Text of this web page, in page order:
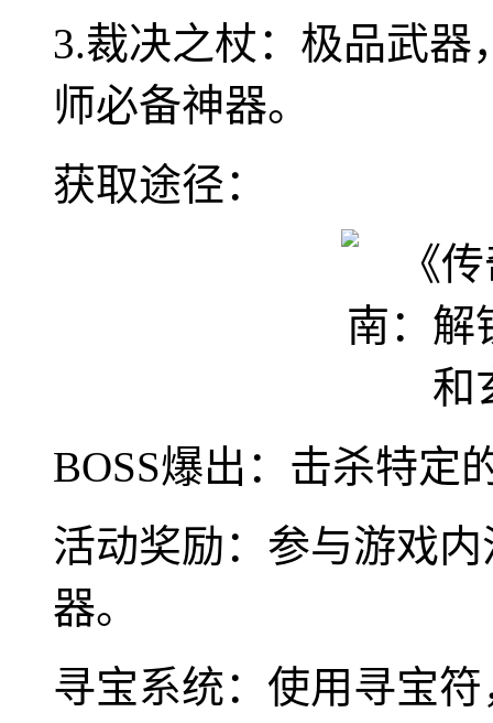
3.裁决之杖：极品武
师必备神器。
获取途径：
BOSS爆出：击杀特定
活动奖励：参与游戏
器。
寻宝系统：使用寻宝